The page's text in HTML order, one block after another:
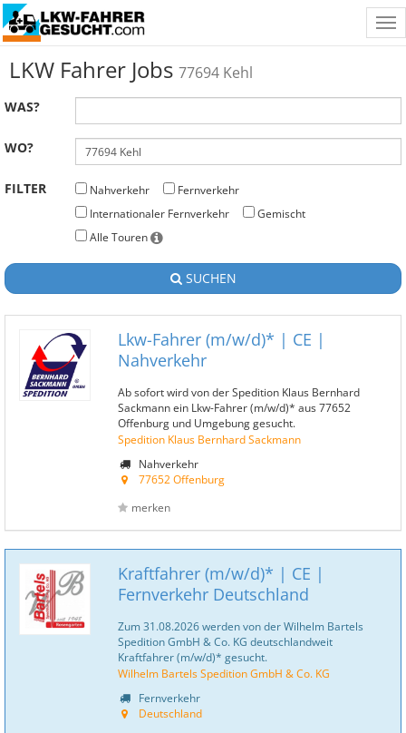
LKW Fahrer Jobs 77694 Kehl
WAS?
WO?
FILTER Nahverkehr
Fernverkehr
Internationaler Fernverkehr
Gemischt
Alle Touren
SUCHEN
Lkw-Fahrer (m/w/d)* | CE |
Nahverkehr
Ab sofort wird von der Spedition Klaus Bernhard
Sackmann ein Lkw-Fahrer (m/w/d)* aus 77652
Offenburg und Umgebung gesucht.
Spedition Klaus Bernhard Sackmann
Nahverkehr
77652 Offenburg
merken
Kraftfahrer (m/w/d)* | CE |
Fernverkehr Deutschland
Zum 31.08.2026 werden von der Wilhelm Bartels
Spedition GmbH & Co. KG deutschlandweit
Kraftfahrer (m/w/d)* gesucht.
Wilhelm Bartels Spedition GmbH & Co. KG
Fernverkehr
Deutschland